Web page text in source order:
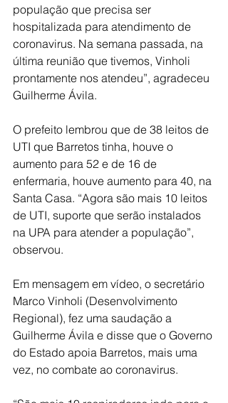
população que precisa ser
hospitalizada para atendimento de
coronavirus. Na semana passada, na
última reunião que tivemos, Vinholi
prontamente nos atendeu”, agradeceu
Guilherme Ávila.
O prefeito lembrou que de 38 leitos de
UTI que Barretos tinha, houve o
aumento para 52 e de 16 de
enfermaria, houve aumento para 40, na
Santa Casa. “Agora são mais 10 leitos
de UTI, suporte que serão instalados
na UPA para atender a população”,
observou.
Em mensagem em vídeo, o secretário
Marco Vinholi (Desenvolvimento
Regional), fez uma saudação a
Guilherme Ávila e disse que o Governo
do Estado apoia Barretos, mais uma
vez, no combate ao coronavirus.